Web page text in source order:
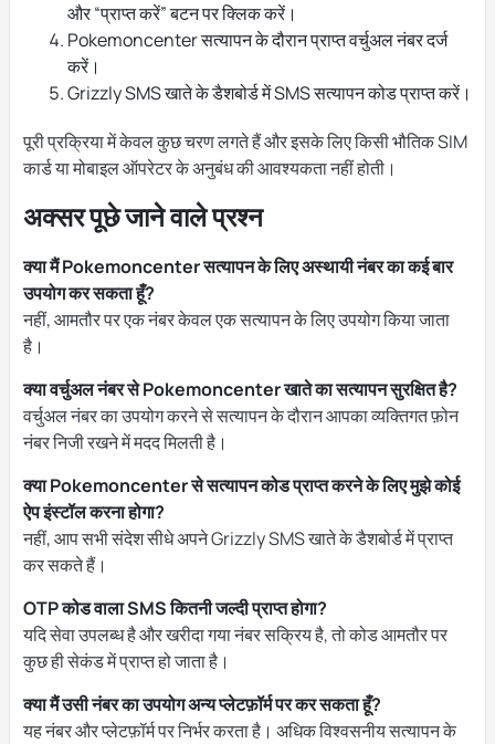
और “प्राप्त करें” बटन पर क्लिक करें।
Pokemoncenter सत्यापन के दौरान प्राप्त वर्चुअल नंबर दर्ज
करें।
Grizzly SMS खाते के डैशबोर्ड में SMS सत्यापन कोड प्राप्त करें।
पूरी प्रक्रिया में केवल कुछ चरण लगते हैं और इसके लिए किसी भौतिक SIM
कार्ड या मोबाइल ऑपरेटर के अनुबंध की आवश्यकता नहीं होती।
अक्सर पूछे जाने वाले प्रश्न
क्या मैं Pokemoncenter सत्यापन के लिए अस्थायी नंबर का कई बार
उपयोग कर सकता हूँ?
नहीं, आमतौर पर एक नंबर केवल एक सत्यापन के लिए उपयोग किया जाता
है।
क्या वर्चुअल नंबर से Pokemoncenter खाते का सत्यापन सुरक्षित है?
वर्चुअल नंबर का उपयोग करने से सत्यापन के दौरान आपका व्यक्तिगत फ़ोन
नंबर निजी रखने में मदद मिलती है।
क्या Pokemoncenter से सत्यापन कोड प्राप्त करने के लिए मुझे कोई
ऐप इंस्टॉल करना होगा?
नहीं, आप सभी संदेश सीधे अपने Grizzly SMS खाते के डैशबोर्ड में प्राप्त
कर सकते हैं।
OTP कोड वाला SMS कितनी जल्दी प्राप्त होगा?
यदि सेवा उपलब्ध है और खरीदा गया नंबर सक्रिय है, तो कोड आमतौर पर
कुछ ही सेकंड में प्राप्त हो जाता है।
क्या मैं उसी नंबर का उपयोग अन्य प्लेटफ़ॉर्म पर कर सकता हूँ?
यह नंबर और प्लेटफ़ॉर्म पर निर्भर करता है। अधिक विश्वसनीय सत्यापन के